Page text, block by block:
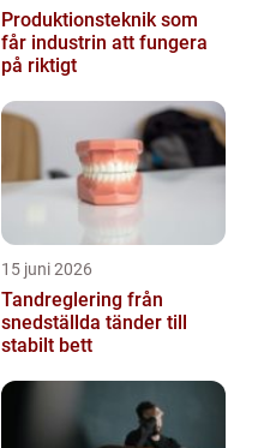
Produktionsteknik som
får industrin att fungera
på riktigt
15 juni 2026
Tandreglering från
snedställda tänder till
stabilt bett